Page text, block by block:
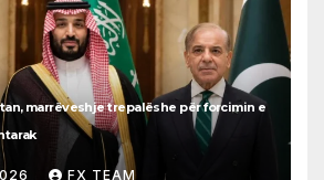
marrëveshje trepalëshe për forcimin e
FX TEAM